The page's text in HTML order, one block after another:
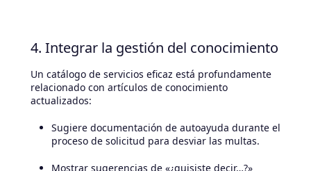
4. Integrar la gestión del conocimiento
Un catálogo de servicios eficaz está profundamente
relacionado con artículos de conocimiento
actualizados:
Sugiere documentación de autoayuda durante el
proceso de solicitud para desviar las multas.
Mostrar sugerencias de «¿quisiste decir…?»